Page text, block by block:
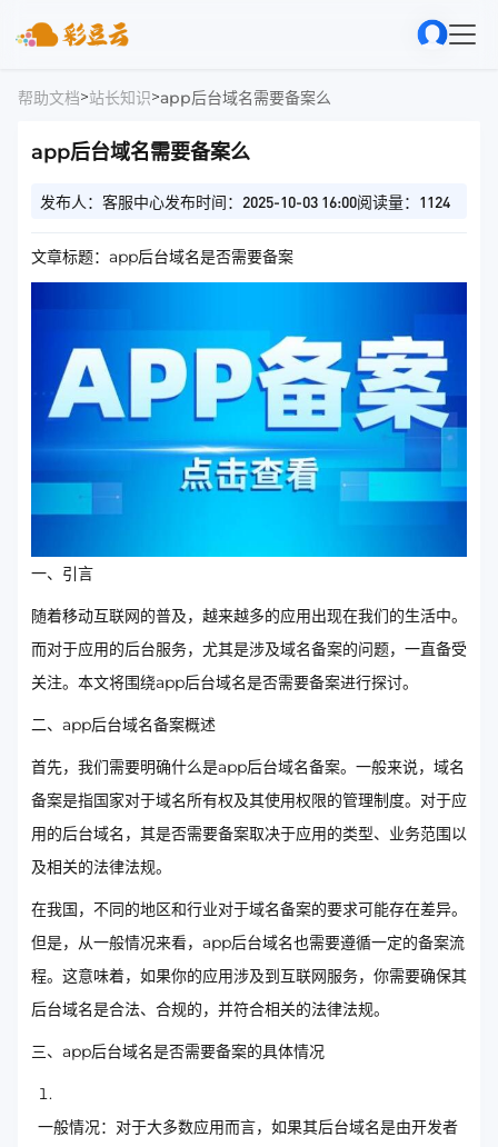
帮助文档>站长知识>app后台域名需要备案么
app后台域名需要备案么
发布人：客服中心发布时间：2025-10-03 16:00阅读量：1124
文章标题：app后台域名是否需要备案
一、引言
随着移动互联网的普及，越来越多的应用出现在我们的生活中。
而对于应用的后台服务，尤其是涉及域名备案的问题，一直备受
关注。本文将围绕app后台域名是否需要备案进行探讨。
二、app后台域名备案概述
首先，我们需要明确什么是app后台域名备案。一般来说，域名
备案是指国家对于域名所有权及其使用权限的管理制度。对于应
用的后台域名，其是否需要备案取决于应用的类型、业务范围以
及相关的法律法规。
在我国，不同的地区和行业对于域名备案的要求可能存在差异。
但是，从一般情况来看，app后台域名也需要遵循一定的备案流
程。这意味着，如果你的应用涉及到互联网服务，你需要确保其
后台域名是合法、合规的，并符合相关的法律法规。
三、app后台域名是否需要备案的具体情况
一般情况：对于大多数应用而言，如果其后台域名是由开发者